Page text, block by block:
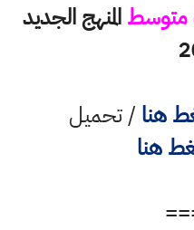
متوسطالمنهج الجديد
هنا / تحميل
هنا